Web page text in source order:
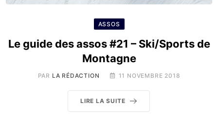
ASSOS
Le guide des assos #21 – Ski/Sports de
Montagne
PAR LA RÉDACTION 11 NOVEMBRE 2018
LIRE LA SUITE